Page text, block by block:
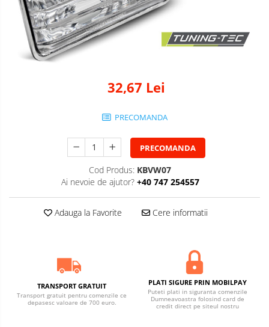
32,67 Lei
PRECOMANDA
PRECOMANDA
Cod Produs: KBVW07
Ai nevoie de ajutor? +40 747 254557
Adauga la Favorite Cere informatii
TRANSPORT GRATUIT
Transport gratuit pentru comenzile ce
depasesc valoare de 700 euro.
PLATI SIGURE PRIN MOBILPAY
Puteti plati in siguranta comenzile
Dumneavoastra folosind card de
credit direct pe siteul nostru